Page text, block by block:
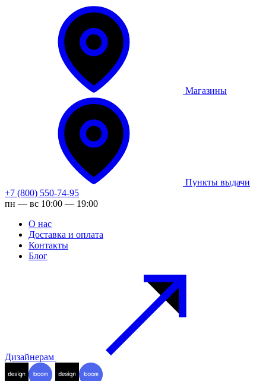
Магазины
Пункты выдачи
+7 (800) 550-74-95
пн — вс 10:00 — 19:00
О нас
Доставка и оплата
Контакты
Блог
Дизайнерам